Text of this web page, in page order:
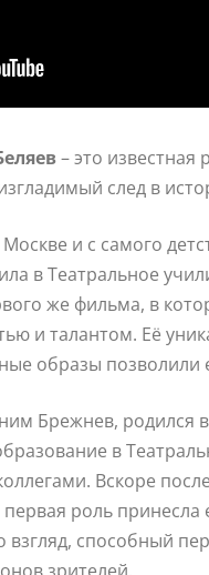
– это известная
след в
и с самого
в Театральное
же фильма, в
и талантом. Её
образы позволили
Брежнев, родился
в
Вскоре
роль
взгляд, способный